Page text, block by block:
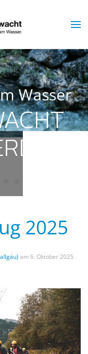
Wasser
2025
am 6. Oktober 2025.